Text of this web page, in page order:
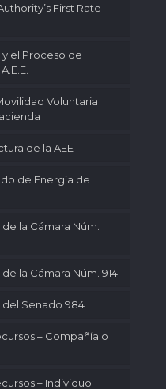
First Rate
el Proceso de
Voluntaria
de la AEE
de Energía de
la Cámara Núm.
la Cámara Núm. 914
Senado 984
– Compañía o
– Individuo